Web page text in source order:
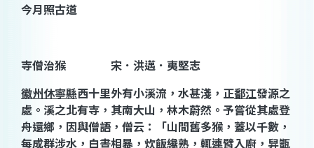
今月照古道
寺僧治猴 宋．洪邁．夷堅志
徽州休寧縣西十里外有小溪流，水甚淺，正鄱江發源之
處。溪之北有寺，其南大山，林木蔚然。予嘗從其處登
舟還鄉，因與僧語，僧云：「山間舊多猴，蓋以千數，
每成群涉水，白晝相暴，炊飯纔熟，輒連臂入廚，舁甑